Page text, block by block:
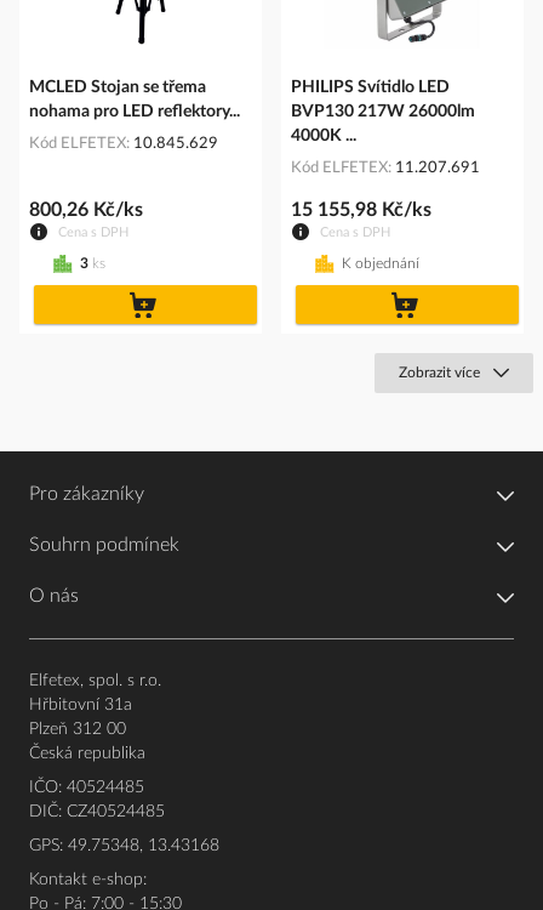
MCLED Stojan se třema
nohama pro LED reflektory...
Kód ELFETEX 10.845.629
Cena s DPH
800,26 Kč/ks
3 ks
PHILIPS Svítidlo LED
BVP130 217W 26000lm
4000K ...
Kód ELFETEX 11.207.691
Cena s DPH
15 155,98 Kč/ks
K objednání
Zobrazit více
Pro zákazníky
Souhrn podmínek
O nás
Elfetex, spol. s r.o.
Hřbitovní 31a
Plzeň 312 00
Česká republika
IČO: 40524485
DIČ: CZ40524485
GPS: 49.75348, 13.43168
Kontakt e-shop:
Po - Pá: 7:00 - 15:30